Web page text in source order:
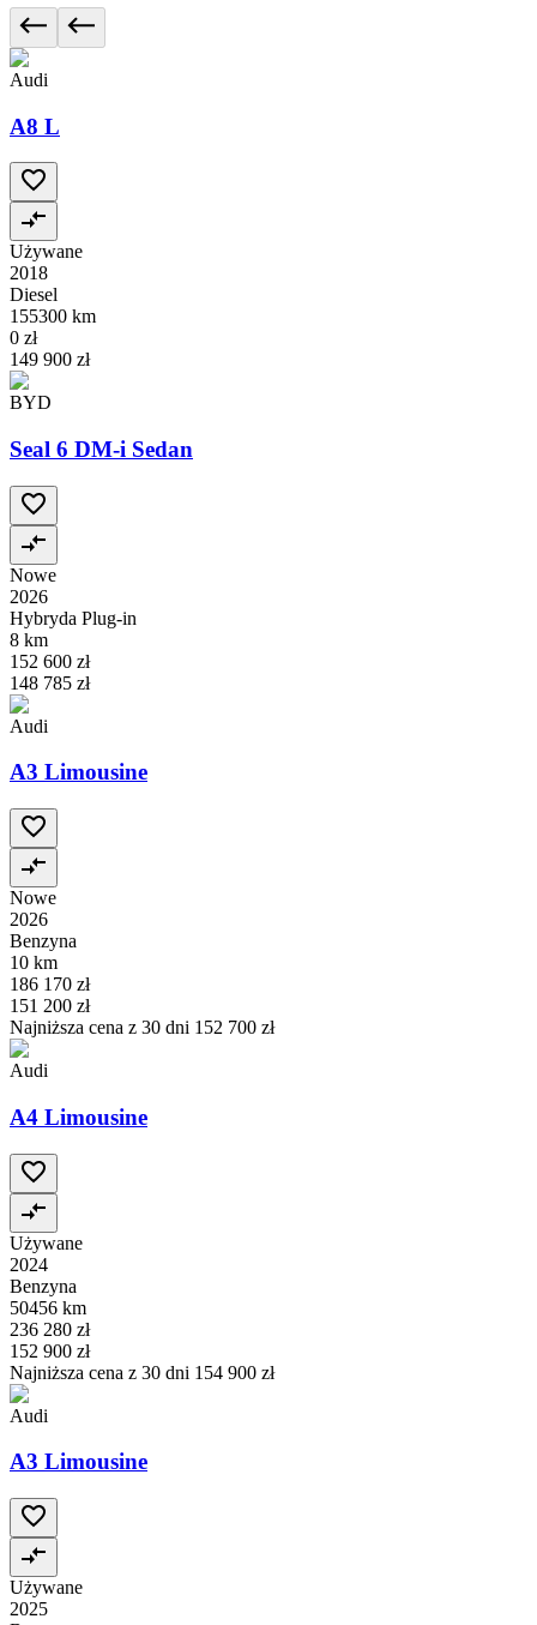
Audi
A8 L
Używane
2018
Diesel
155300 km
0 zł
149 900 zł
BYD
Seal 6 DM-i Sedan
Nowe
2026
Hybryda Plug-in
8 km
152 600 zł
148 785 zł
Audi
A3 Limousine
Nowe
2026
Benzyna
10 km
186 170 zł
151 200 zł
Najniższa cena z 30 dni 152 700 zł
Audi
A4 Limousine
Używane
2024
Benzyna
50456 km
236 280 zł
152 900 zł
Najniższa cena z 30 dni 154 900 zł
Audi
A3 Limousine
Używane
2025